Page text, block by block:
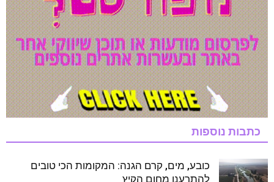
כתבות נוספות
כובע, מים, קרם הגנה: המקומות הכי טובים
להתרענן מחום הקיץ